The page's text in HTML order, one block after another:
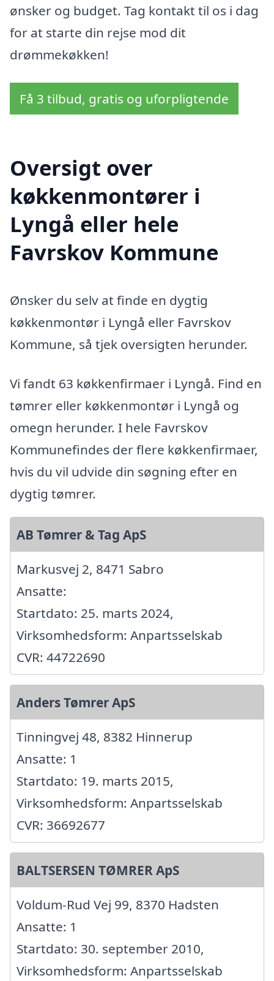
ønsker og budget. Tag kontakt til os i dag
for at starte din rejse mod dit
drømmekøkken!
Få 3 tilbud, gratis og uforpligtende
Oversigt over
køkkenmontører i
Lyngå eller hele
Favrskov Kommune
Ønsker du selv at finde en dygtig
køkkenmontør i Lyngå eller Favrskov
Kommune, så tjek oversigten herunder.
Vi fandt 63 køkkenfirmaer i Lyngå. Find en
tømrer eller køkkenmontør i Lyngå og
omegn herunder. I hele Favrskov
Kommunefindes der flere køkkenfirmaer,
hvis du vil udvide din søgning efter en
dygtig tømrer.
AB Tømrer & Tag ApS
Markusvej 2, 8471 Sabro
Ansatte:
Startdato: 25. marts 2024,
Virksomhedsform: Anpartsselskab
CVR: 44722690
Anders Tømrer ApS
Tinningvej 48, 8382 Hinnerup
Ansatte: 1
Startdato: 19. marts 2015,
Virksomhedsform: Anpartsselskab
CVR: 36692677
BALTSERSEN TØMRER ApS
Voldum-Rud Vej 99, 8370 Hadsten
Ansatte: 1
Startdato: 30. september 2010,
Virksomhedsform: Anpartsselskab